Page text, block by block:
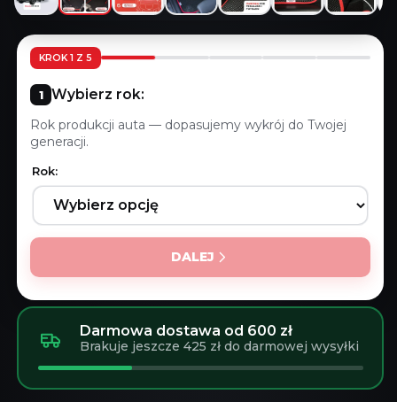
KROK 1 Z 5
Wybierz rok:
Rok produkcji auta — dopasujemy wykrój do Twojej
generacji.
Rok:
DALEJ
Darmowa dostawa od 600 zł
Brakuje jeszcze 425 zł do darmowej wysyłki